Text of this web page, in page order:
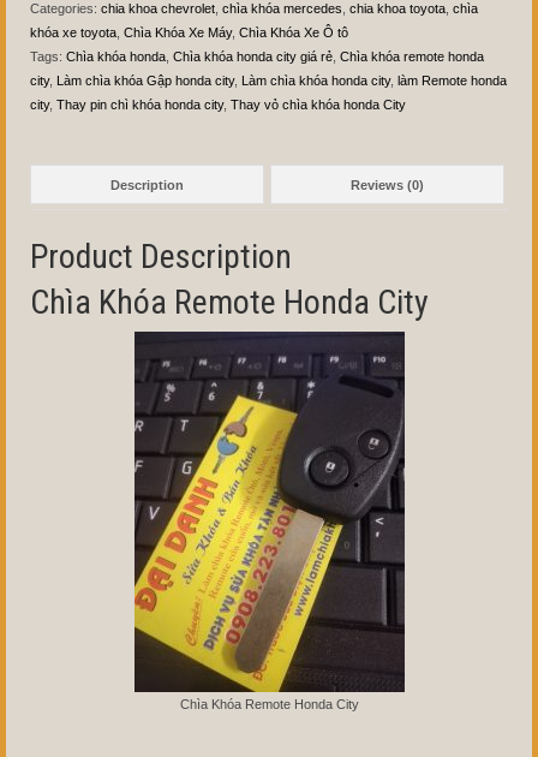
Categories: chia khoa chevrolet chìa khóa mercedes chia khoa toyota chìa
khóa xe toyota Chìa Khóa Xe Máy, Chìa Khóa Xe Ô tô
Tags: Chìa khóa honda Chìa khóa honda city giá rẻ Chìa khóa remote honda
city, Làm chìa khóa Gập honda city, Làm chìa khóa honda city, làm Remote honda
city, Thay pin chì khóa honda city, Thay vỏ chìa khóa honda City
Description Reviews (0)
Product Description
Chìa Khóa Remote Honda City
Chìa Khóa Remote Honda City